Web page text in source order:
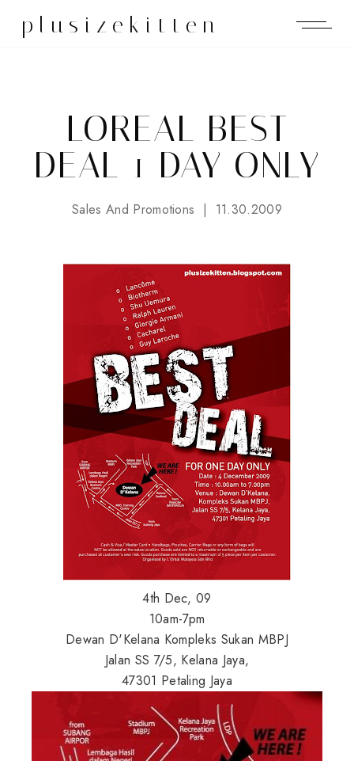
plusizekitten
LOREAL BEST
DEAL 1 DAY ONLY
Sales And Promotions 11.30.2009
4th Dec, 09
10am-7pm
Dewan D'Kelana Kompleks Sukan MBPJ
Jalan SS 7/5, Kelana Jaya,
47301 Petaling Jaya